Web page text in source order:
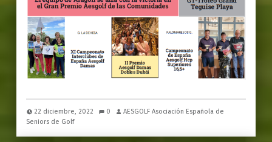
22 diciembre, 2022 0
AESGOLF Asociación Española de
Seniors de Golf